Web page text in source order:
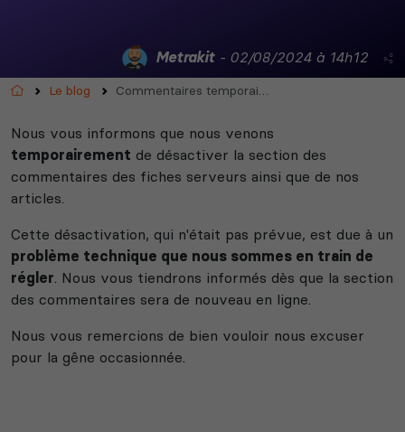
Dune Awakening Empyrion
Squad
Nights
Metrakit- 02/08/2024 à 14h12
AccueilLe blog Commentaires temporairement désactivés
Nous vous informons que nous venons
temporairement de désactiver la section des
commentaires des fiches serveurs ainsi que de nos
articles.
Cette désactivation, qui n'était pas prévue, est due à un
problème technique que nous sommes en train de
régler. Nous vous tiendrons informés dès que la section
des commentaires sera de nouveau en ligne.
Nous vous remercions de bien vouloir nous excuser
pour la gêne occasionnée.